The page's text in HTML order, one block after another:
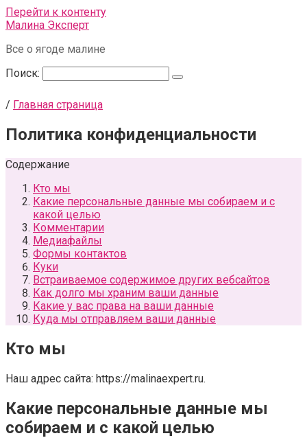
Перейти к контенту
Малина Эксперт
Все о ягоде малине
Поиск:
/ Главная страница
Политика конфиденциальности
Содержание
Кто мы
Какие персональные данные мы собираем и с
какой целью
Комментарии
Медиафайлы
Формы контактов
Куки
Встраиваемое содержимое других вебсайтов
Как долго мы храним ваши данные
Какие у вас права на ваши данные
Куда мы отправляем ваши данные
Кто мы
Наш адрес сайта: https://malinaexpert.ru.
Какие персональные данные мы
собираем и с какой целью